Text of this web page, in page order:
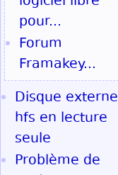
pour...
Forum
Framakey...
Disque externe
hfs en lecture
seule
Problème de